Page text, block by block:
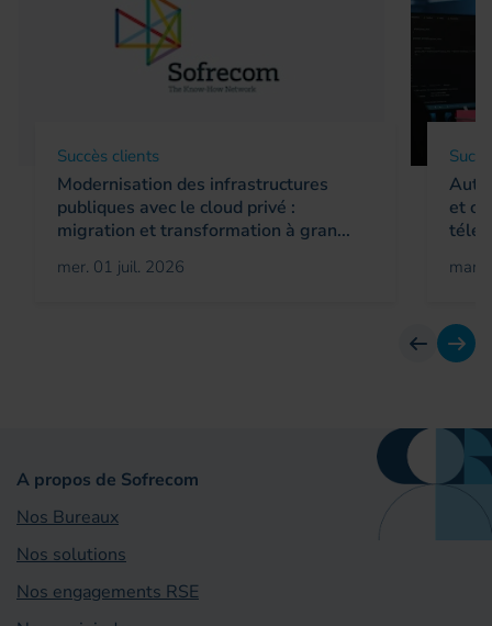
Succès clients
Modernisation des infrastructures
publiques avec le cloud privé :
migration et transformation à gran...
mer. 01 juil. 2026
et
mar.
Avant
A propos de Sofrecom
Nos Bureaux
Nos solutions
Nos engagements RSE